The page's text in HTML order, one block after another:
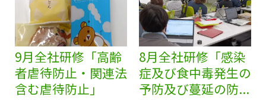
9月全社研修「高齢
者虐待防止・関連法
含む虐待防止」
8月全社研修「感染
症及び食中毒発生の
予防及び蔓延の防...